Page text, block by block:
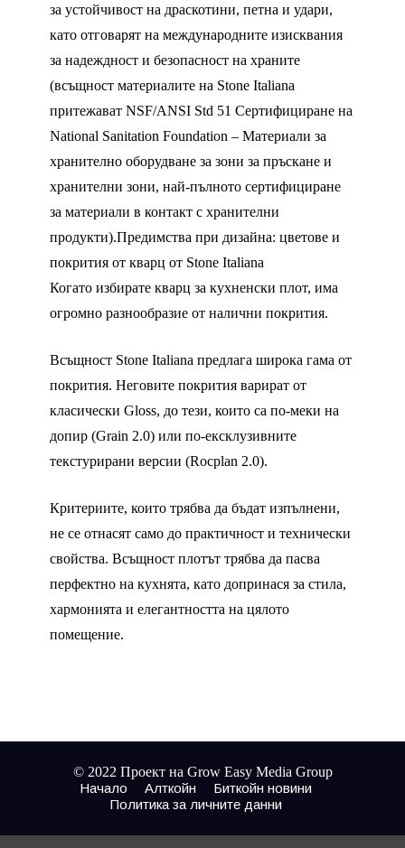
за устойчивост на драскотини, петна и удари,
като отговарят на международните изисквания
за надеждност и безопасност на храните
(всъщност материалите на Stone Italiana
притежават NSF/ANSI Std 51 Сертифициране на
National Sanitation Foundation – Материали за
хранително оборудване за зони за пръскане и
хранителни зони, най-пълното сертифициране
за материали в контакт с хранителни
продукти).Предимства при дизайна: цветове и
покрития от кварц от Stone Italiana
Когато избирате кварц за кухненски плот, има
огромно разнообразие от налични покрития.
Всъщност Stone Italiana предлага широка гама от
покрития. Неговите покрития варират от
класически Gloss, до тези, които са по-меки на
допир (Grain 2.0) или по-ексклузивните
текстурирани версии (Rocplan 2.0).
Критериите, които трябва да бъдат изпълнени,
не се отнасят само до практичност и технически
свойства. Всъщност плотът трябва да пасва
перфектно на кухнята, като допринася за стила,
хармонията и елегантността на цялото
помещение.
© 2022 Проект на Grow Easy Media Group
Начало
Алткойн
Биткойн новини
Политика за личните данни